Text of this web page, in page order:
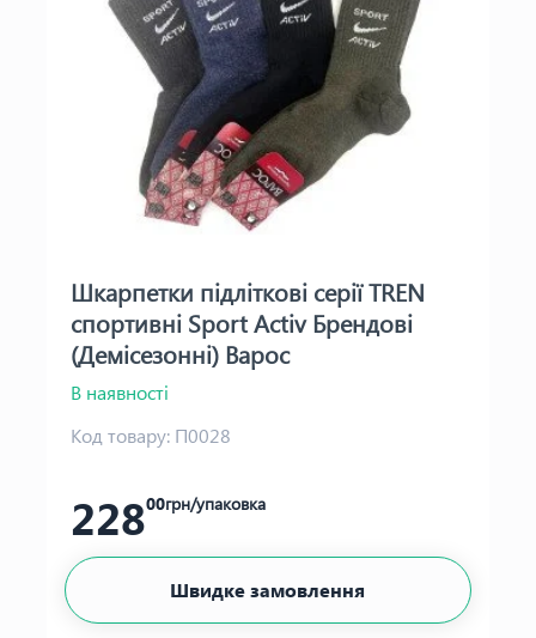
Шкарпетки підліткові серії TREN
спортивні Sport Activ Брендові
(Демісезонні) Варос
В наявності
Код товару: П0028
22800грн/упаковка
Швидке замовлення